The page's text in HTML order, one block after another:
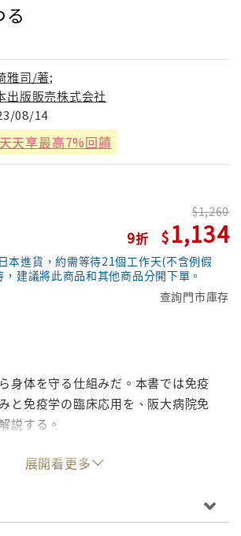
る
雅司/著;
出版販売株式会社
08/14
天享最高7%回饋
9
1,260
1,134
本進貨，約需等待21個工作天(不含例假
建議將此商品和其他商品分開下單。
查詢門市庫存
身体を守る仕組みだ。本書では免疫
と免疫学の臨床応用を、阪大病院免
説する。
展開看更多